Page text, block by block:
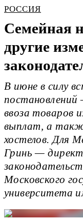
РОССИЯ
Семейная
другие
В июне в силу
постановлений
ввоза товаров
выплат, а
хостелов. Для
Гринь —
Московского
университета